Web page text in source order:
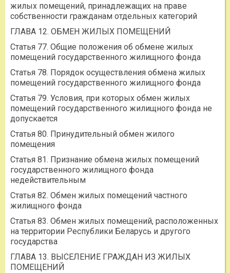
жилых помещений, принадлежащих на праве
собственности гражданам отдельных категорий
ГЛАВА 12. ОБМЕН ЖИЛЫХ ПОМЕЩЕНИЙ
Статья 77. Общие положения об обмене жилых
помещений государственного жилищного фонда
Статья 78. Порядок осуществления обмена жилых
помещений государственного жилищного фонда
Статья 79. Условия, при которых обмен жилых
помещений государственного жилищного фонда не
допускается
Статья 80. Принудительный обмен жилого
помещения
Статья 81. Признание обмена жилых помещений
государственного жилищного фонда
недействительным
Статья 82. Обмен жилых помещений частного
жилищного фонда
Статья 83. Обмен жилых помещений, расположенных
на территории Республики Беларусь и другого
государства
ГЛАВА 13. ВЫСЕЛЕНИЕ ГРАЖДАН ИЗ ЖИЛЫХ
ПОМЕЩЕНИЙ